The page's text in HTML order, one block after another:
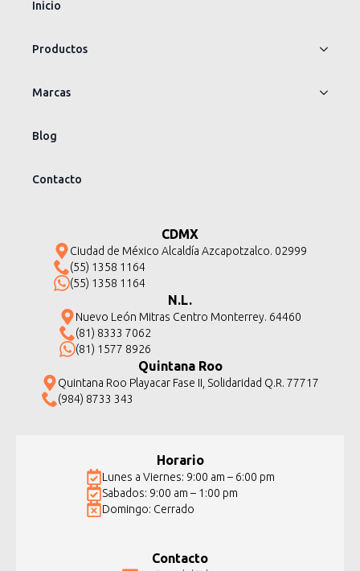
Inicio
Productos
Marcas
Blog
Contacto
CDMX
Ciudad de México Alcaldía Azcapotzalco. 02999
(55) 1358 1164
(55) 1358 1164
N.L.
Nuevo León Mitras Centro Monterrey. 64460
(81) 8333 7062
(81) 1577 8926
Quintana Roo
Quintana Roo Playacar Fase II, Solidaridad Q.R. 77717
(984) 8733 343
Horario
Lunes a Viernes: 9:00 am – 6:00 pm
Sabados: 9:00 am – 1:00 pm
Domingo: Cerrado
Contacto